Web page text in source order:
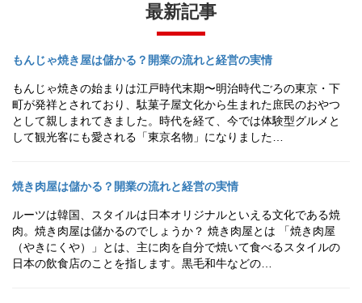
最新記事
もんじゃ焼き屋は儲かる？開業の流れと経営の実情
もんじゃ焼きの始まりは江戸時代末期〜明治時代ごろの東京・下
町が発祥とされており、駄菓子屋文化から生まれた庶民のおやつ
として親しまれてきました。時代を経て、今では体験型グルメと
して観光客にも愛される「東京名物」になりました…
焼き肉屋は儲かる？開業の流れと経営の実情
ルーツは韓国、スタイルは日本オリジナルといえる文化である焼
肉。焼き肉屋は儲かるのでしょうか？ 焼き肉屋とは 「焼き肉屋
（やきにくや）」とは、主に肉を自分で焼いて食べるスタイルの
日本の飲食店のことを指します。黒毛和牛などの…